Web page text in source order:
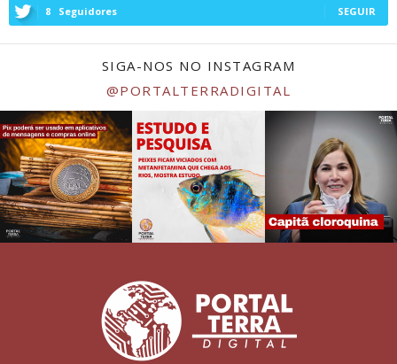
8 Seguidores SEGUIR
SIGA-NOS NO INSTAGRAM
@PORTALTERRADIGITAL